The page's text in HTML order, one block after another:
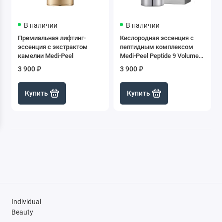
В наличии
Премиальная лифтинг-
эссенция с экстрактом
камелии Medi-Peel
3 900 ₽
Купить
В наличии
Кислородная эссенция с
пептидным комплексом
Medi-Peel Peptide 9 Volume
3 900 ₽
Купить
Individual
Beauty